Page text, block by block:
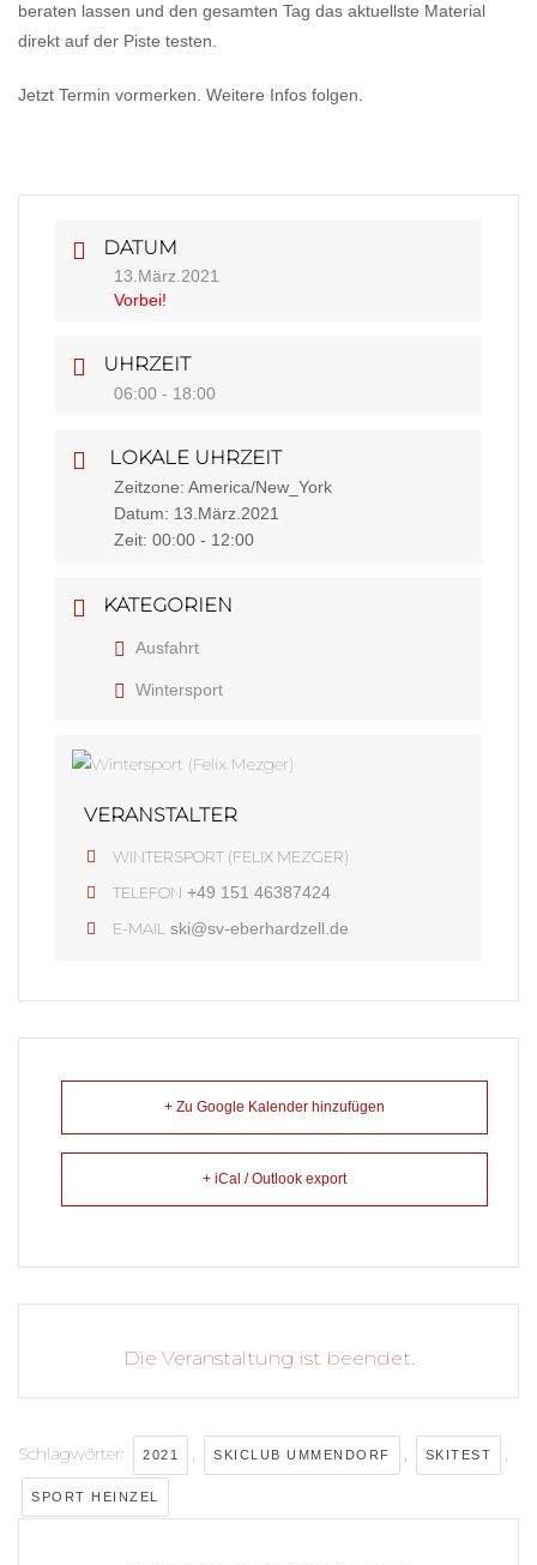
beraten lassen und den gesamten Tag das aktuellste Material
direkt auf der Piste testen.
Jetzt Termin vormerken. Weitere Infos folgen.
DATUM
13.März.2021
Vorbei!
UHRZEIT
06:00 - 18:00
LOKALE UHRZEIT
Zeitzone: America/New_York
Datum: 13.März.2021
Zeit: 00:00 - 12:00
KATEGORIEN
Ausfahrt
Wintersport
VERANSTALTER
WINTERSPORT (FELIX MEZGER)
TELEFON +49 151 46387424
E-MAIL ski@sv-eberhardzell.de
+ Zu Google Kalender hinzufügen
+ iCal / Outlook export
Die Veranstaltung ist beendet.
Schlagwörter: 2021 , SKICLUB UMMENDORF , SKITEST ,
SPORT HEINZEL